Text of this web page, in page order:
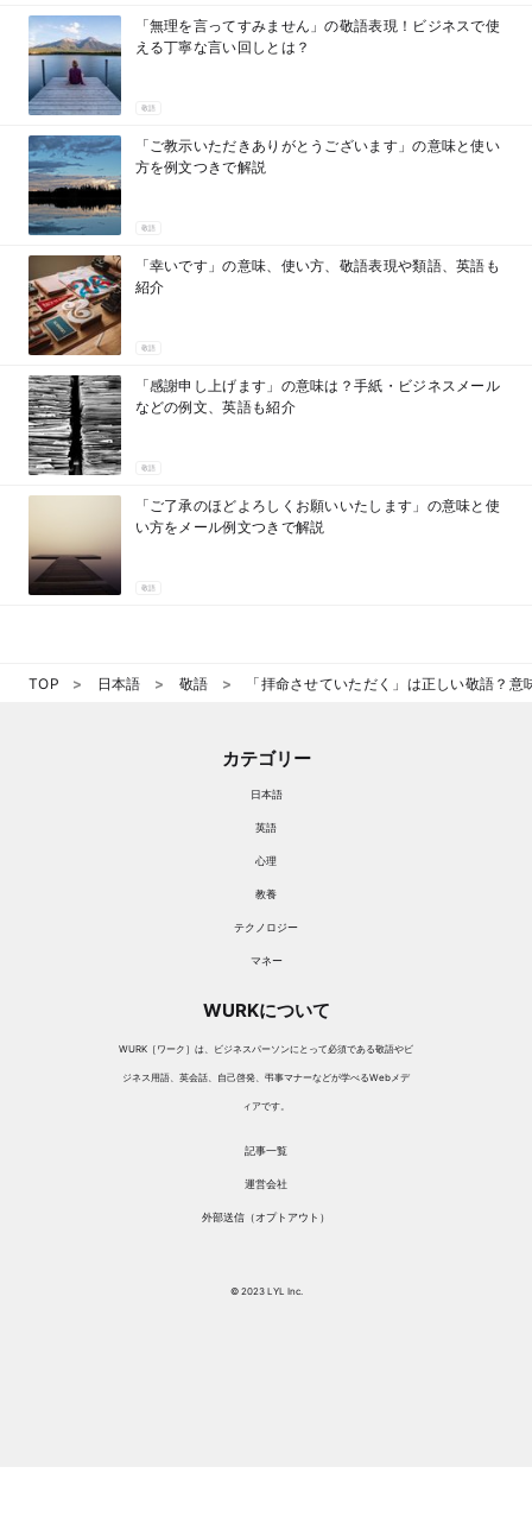
「無理を言ってすみません」の敬語表現！ビジネスで使
える丁寧な言い回しとは？
敬語
「ご教示いただきありがとうございます」の意味と使い
方を例文つきで解説
敬語
「幸いです」の意味、使い方、敬語表現や類語、英語も
紹介
敬語
「感謝申し上げます」の意味は？手紙・ビジネスメール
などの例文、英語も紹介
敬語
「ご了承のほどよろしくお願いいたします」の意味と使
い方をメール例文つきで解説
敬語
TOP 日本語 敬語 「拝命させていただく」は正しい敬語？
カテゴリー
日本語
英語
心理
教養
テクノロジー
マネー
WURKについて
WURK［ワーク］は、ビジネスパーソンにとって必須である敬語やビ
ジネス用語、英会話、自己啓発、弔事マナーなどが学べるWebメデ
ィアです。
記事一覧
運営会社
外部送信（オプトアウト）
© 2023 LYL Inc.